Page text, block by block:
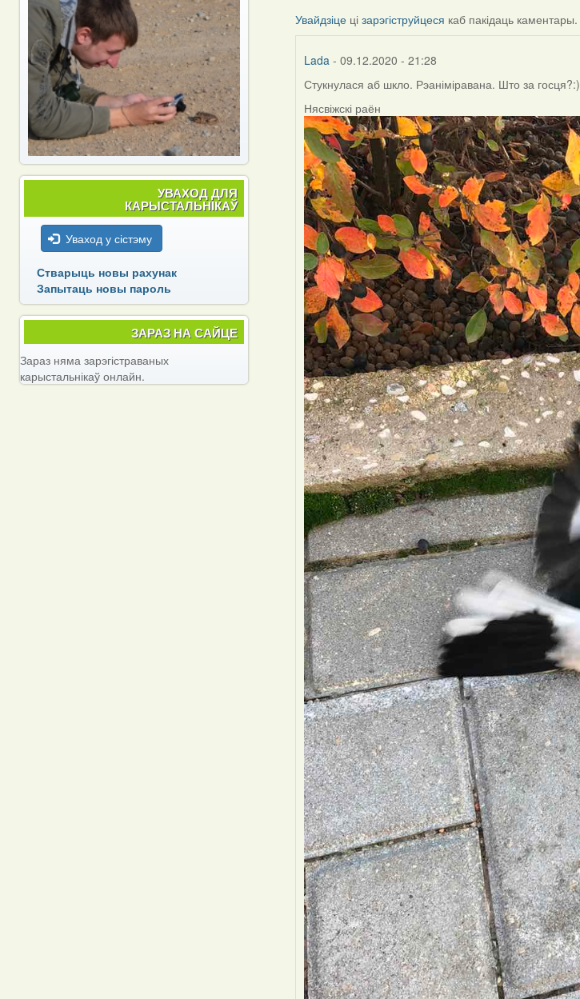
Увайдзіце цізарэгіструйцеся каб пакідаць каментары.
Lada - 09.12.2020 - 21:28
Стукнулася аб шкло. Рэаніміравана. Што за госця?:)
Нясвіжскі раён
УВАХОД ДЛЯ
КАРЫСТАЛЬНІКАЎ
Уваход у сістэму
Стварыць новы рахунак
Запытаць новы пароль
ЗАРАЗ НА САЙЦЕ
Зараз няма зарэгістраваных
карыстальнікаў онлайн.